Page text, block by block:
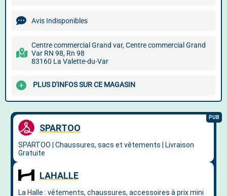
Avis Indisponibles
Centre commercial Grand var, Centre commercial Grand
Var RN 98, Rn 98
83160 La Valette-du-Var
PLUS D'INFOS SUR CE MAGASIN